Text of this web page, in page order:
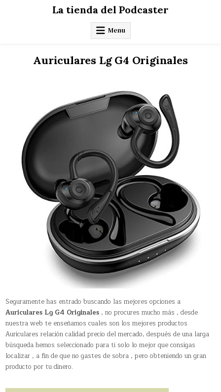
La tienda del Podcaster
Menu
Auriculares Lg G4 Originales
Seguramente has entrado buscando las mejores opciones a
Auriculares Lg G4 Originales , no procures mucho más , desde
nuestra web te enseñamos cuales son los mejores productos
Auriculares relación calidad precio del mercado, después de una larga
búsqueda hemos seleccionado para ti solo lo mejor que consigas
localizar , a fin de que no gastes de sobra , pero obteniendo un gran
producto por tu dinero.